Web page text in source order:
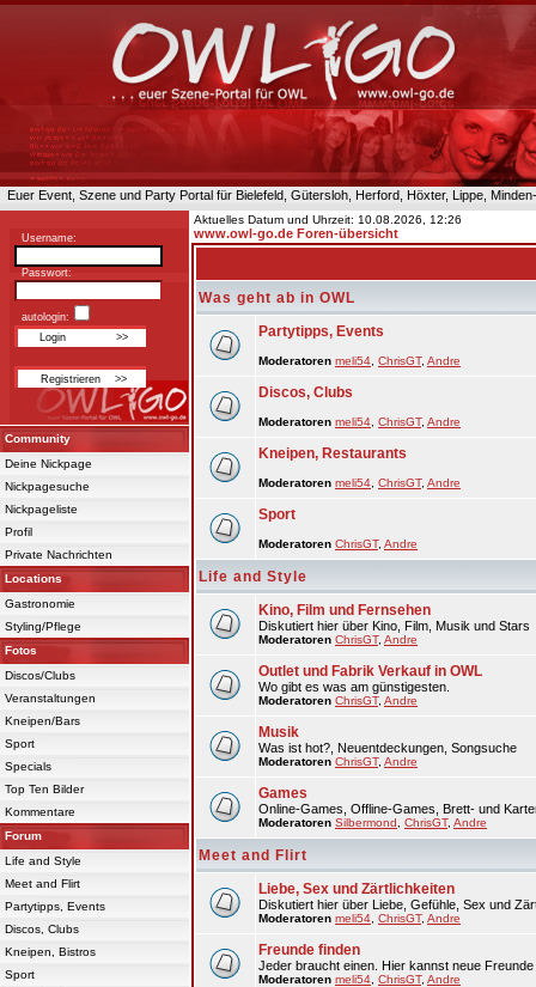
Euer Event, Szene und Party Portal für Bielefeld, Gütersloh, Herford, Höxter, Lippe,
Username:
Passwort:
autologin:
Community
Deine Nickpage
Nickpagesuche
Nickpageliste
Profil
Private Nachrichten
Locations
Gastronomie
Styling/Pflege
Fotos
Discos/Clubs
Veranstaltungen
Kneipen/Bars
Sport
Specials
Top Ten Bilder
Kommentare
Forum
Life and Style
Meet and Flirt
Partytipps, Events
Discos, Clubs
Kneipen, Bistros
Sport
Aktuelles Datum und Uhrzeit: 10.08.2026, 12:26
www.owl-go.de Foren-übersicht
Was geht ab in OWL
Partytipps, Events
Moderatoren meli54 ChrisGT, Andre
Discos, Clubs
Moderatoren meli54 ChrisGT, Andre
Kneipen, Restaurants
Moderatoren meli54 ChrisGT, Andre
Sport
Moderatoren ChrisGT, Andre
Life and Style
Kino, Film und Fernsehen
Diskutiert hier über Kino, Film, Musik und Stars
Moderatoren ChrisGT, Andre
Outlet und Fabrik Verkauf in OWL
Wo gibt es was am günstigesten.
Moderatoren ChrisGT, Andre
Musik
Was ist hot?, Neuentdeckungen, Songsuche
Moderatoren ChrisGT, Andre
Games
Online-Games, Offline-Games, Brett- und
Moderatoren Silbermond ChrisGT, Andre
Meet and Flirt
Liebe, Sex und Zärtlichkeiten
Diskutiert hier über Liebe, Gefühle, Sex und
Moderatoren meli54 ChrisGT, Andre
Freunde finden
Jeder braucht einen. Hier kannst neue Freunde
Moderatoren meli54 ChrisGT, Andre